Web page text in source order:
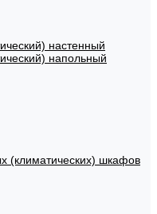
настенный
напольный
(климатических) шкафов